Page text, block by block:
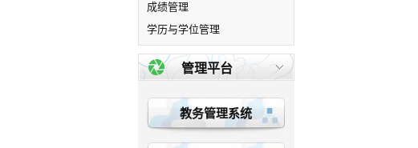
成绩管理
学历与学位管理
管理平台
教务管理系统